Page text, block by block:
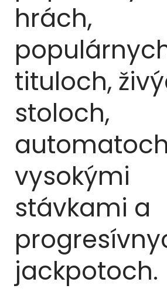
hrách,
tituloch,
stoloch,
vysokými
stávkami a
jackpotoch.